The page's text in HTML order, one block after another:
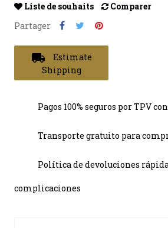
Liste de souhaits
Comparer
Partager
local_shipping
Estimate
Shipping
Pagos 100% seguros por TPV
Transporte gratuito para
Política de devoluciones
complicaciones